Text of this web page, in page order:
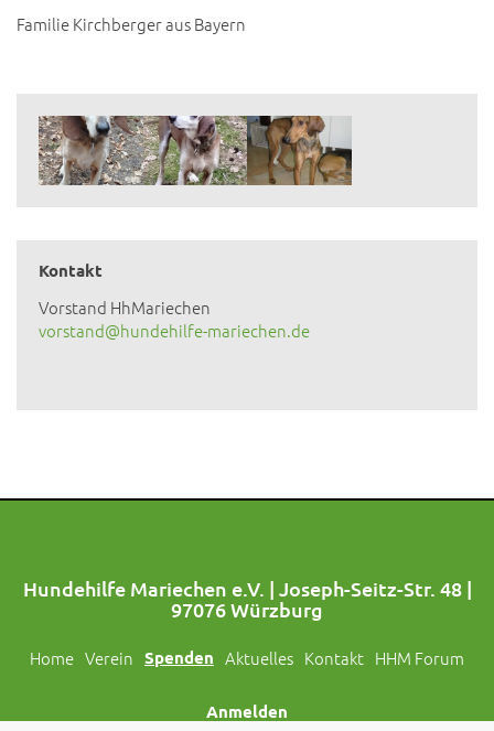
Familie Kirchberger aus Bayern
Kontakt
Vorstand HhMariechen
vorstand@hundehilfe-mariechen.de
Hundehilfe Mariechen e.V. | Joseph-Seitz-Str. 48 |
97076 Würzburg
Home Verein Spenden Aktuelles Kontakt HHM Forum
Anmelden